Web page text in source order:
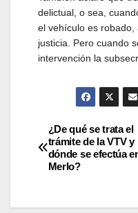
delictual, o sea,
el vehículo es
justicia. Pero cuando
intervención la
de
¿De qué se trata el
trámite de la VTV y
dónde se efectúa
Merlo?